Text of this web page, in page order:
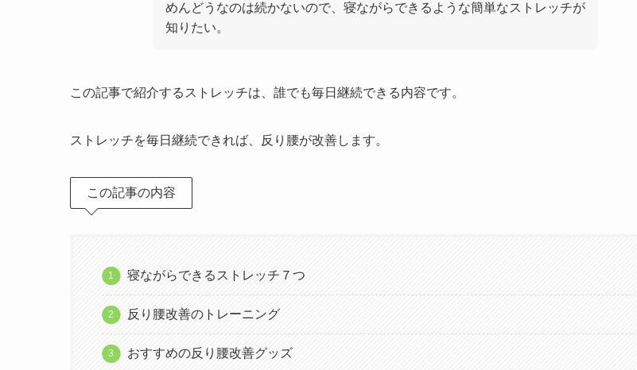
めんどうなのは続かないので、寝ながらできるような簡単なストレッチが
知りたい。
この記事で紹介するストレッチは、誰でも毎日継続できる内容です。
ストレッチを毎日継続できれば、反り腰が改善します。
この記事の内容
寝ながらできるストレッチ７つ
反り腰改善のトレーニング
おすすめの反り腰改善グッズ